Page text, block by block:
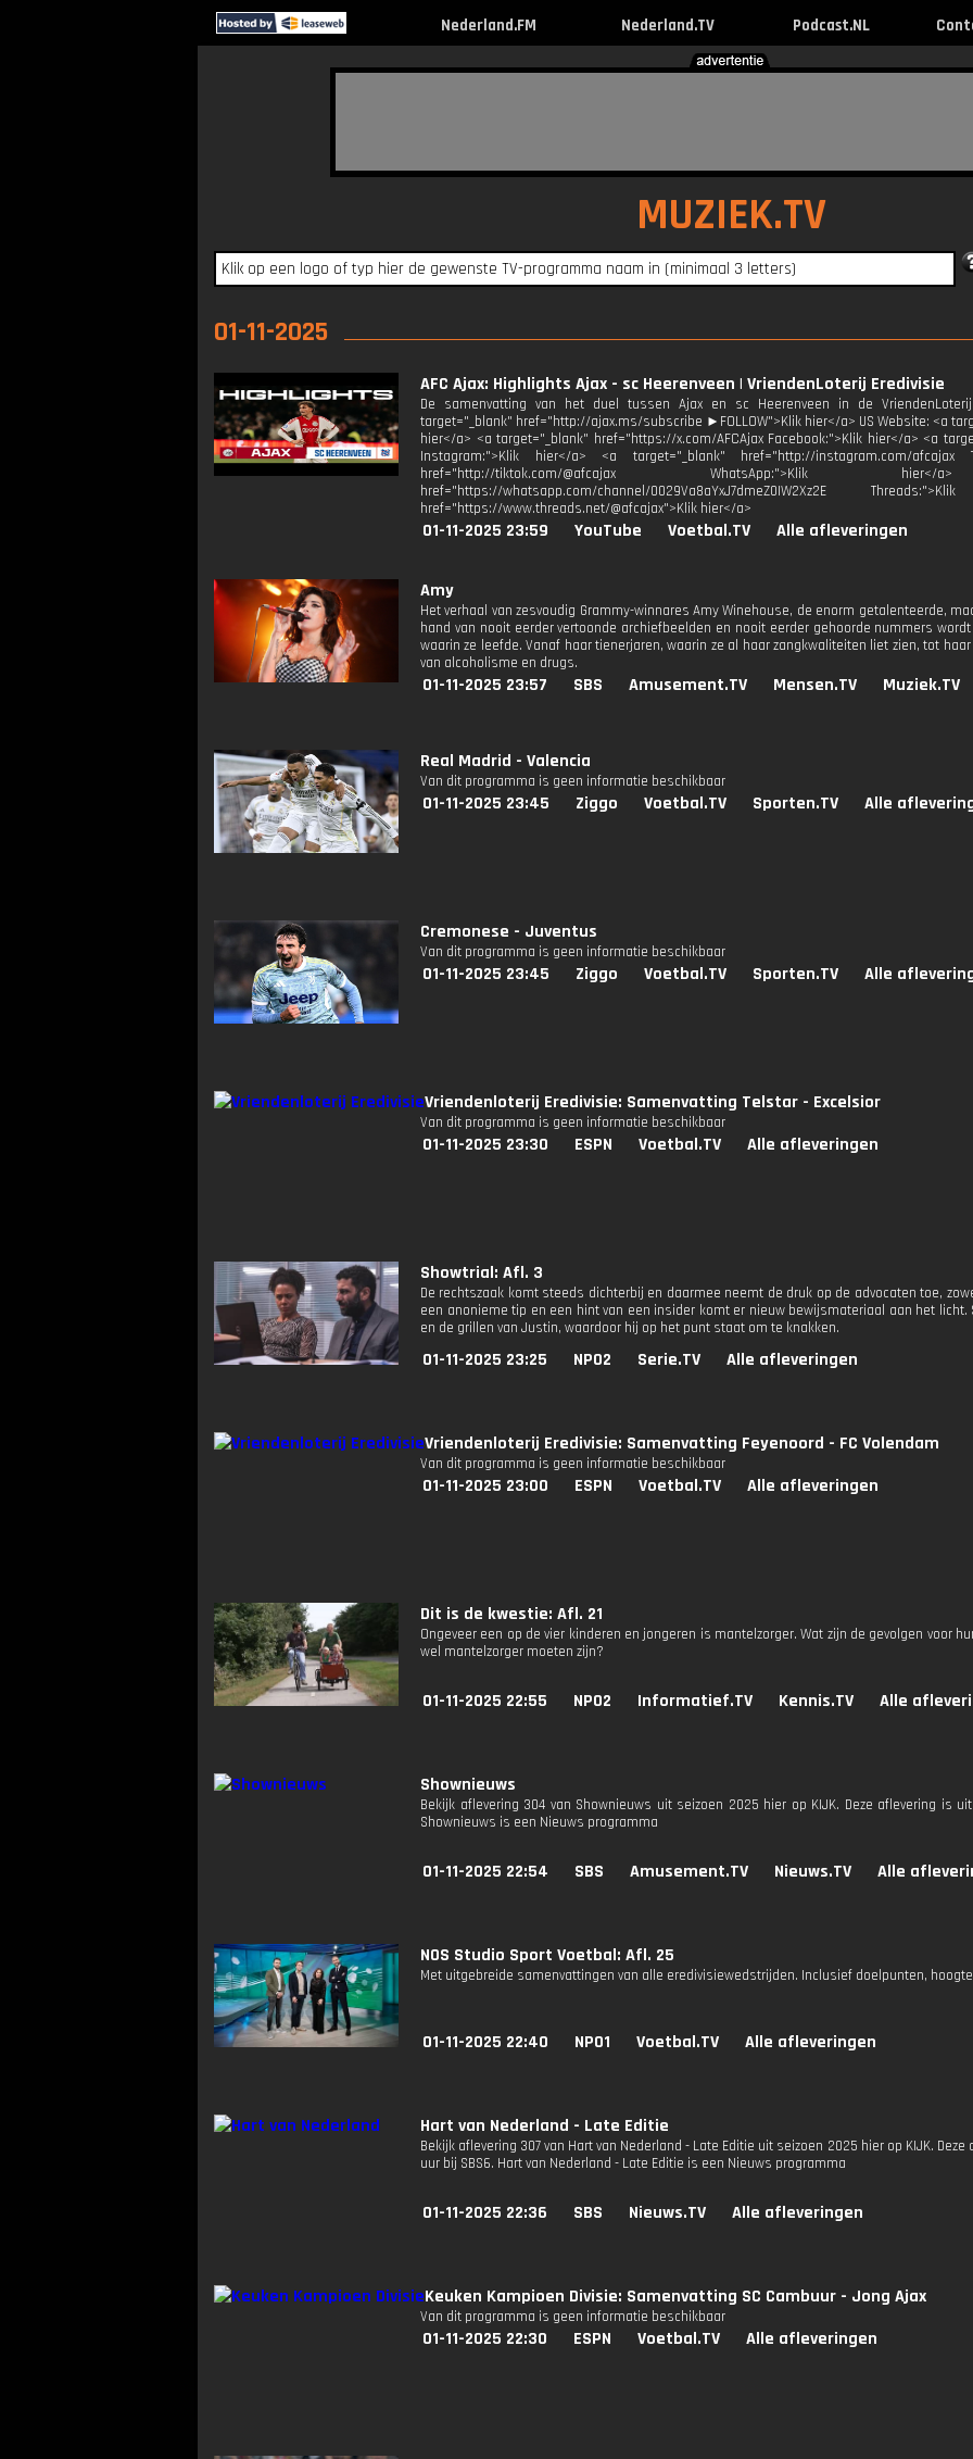
Nederland.FM Nederland.TV Podcast.NL
MUZIEK.TV
01-11-2025
AFC Ajax: Highlights Ajax - sc Heerenveen | VriendenLoterij Eredivisie
De samenvatting van het duel tussen Ajax en sc Heerenveen in de VriendenLoterij
target="_blank" href="http://ajax.ms/subscribe ►FOLLOW">Klik hier</a> US Website: <a
hier</a> <a target="_blank" href="https://x.com/AFCAjax Facebook:">Klik hier</a> <a
Instagram:">Klik hier</a> <a target="_blank" href="http://instagram.com/afcajax
href="http://tiktok.com/@afcajax WhatsApp:">Klik
href="https://whatsapp.com/channel/0029Va8aYxJ7dmeZ0IW2Xz2E
href="https://www.threads.net/@afcajax">Klik hier</a>
01-11-2025 23:59 YouTube Voetbal.TV Alle afleveringen
Amy
Het verhaal van zesvoudig Grammy-winnares Amy Winehouse, de enorm getalenteerde,
hand van nooit eerder vertoonde archiefbeelden en nooit eerder gehoorde nummers
waarin ze leefde. Vanaf haar tienerjaren, waarin ze al haar zangkwaliteiten liet zien, tot
van alcoholisme en drugs.
01-11-2025 23:57 SBS Amusement.TV Mensen.TV Muziek.TV
Real Madrid - Valencia
Van dit programma is geen informatie beschikbaar
01-11-2025 23:45 Ziggo Voetbal.TV Sporten.TV Alle
Cremonese - Juventus
Van dit programma is geen informatie beschikbaar
01-11-2025 23:45 Ziggo Voetbal.TV Sporten.TV Alle
Vriendenloterij Eredivisie: Samenvatting Telstar - Excelsior
Van dit programma is geen informatie beschikbaar
01-11-2025 23:30 ESPN Voetbal.TV Alle afleveringen
Showtrial: Afl. 3
De rechtszaak komt steeds dichterbij en daarmee neemt de druk op de advocaten toe,
een anonieme tip en een hint van een insider komt er nieuw bewijsmateriaal aan het
en de grillen van Justin, waardoor hij op het punt staat om te knakken.
01-11-2025 23:25 NPO2 Serie.TV Alle afleveringen
Vriendenloterij Eredivisie: Samenvatting Feyenoord - FC Volendam
Van dit programma is geen informatie beschikbaar
01-11-2025 23:00 ESPN Voetbal.TV Alle afleveringen
Dit is de kwestie: Afl. 21
Ongeveer een op de vier kinderen en jongeren is mantelzorger. Wat zijn de gevolgen voor
wel mantelzorger moeten zijn?
01-11-2025 22:55 NPO2 Informatief.TV Kennis.TV Alle
Shownieuws
Bekijk aflevering 304 van Shownieuws uit seizoen 2025 hier op KIJK. Deze aflevering is
Shownieuws is een Nieuws programma
01-11-2025 22:54 SBS Amusement.TV Nieuws.TV Alle
NOS Studio Sport Voetbal: Afl. 25
Met uitgebreide samenvattingen van alle eredivisiewedstrijden. Inclusief doelpunten,
01-11-2025 22:40 NPO1 Voetbal.TV Alle afleveringen
Hart van Nederland - Late Editie
Bekijk aflevering 307 van Hart van Nederland - Late Editie uit seizoen 2025 hier op KIJK.
uur bij SBS6. Hart van Nederland - Late Editie is een Nieuws programma
01-11-2025 22:36 SBS Nieuws.TV Alle afleveringen
Keuken Kampioen Divisie: Samenvatting SC Cambuur - Jong Ajax
Van dit programma is geen informatie beschikbaar
01-11-2025 22:30 ESPN Voetbal.TV Alle afleveringen